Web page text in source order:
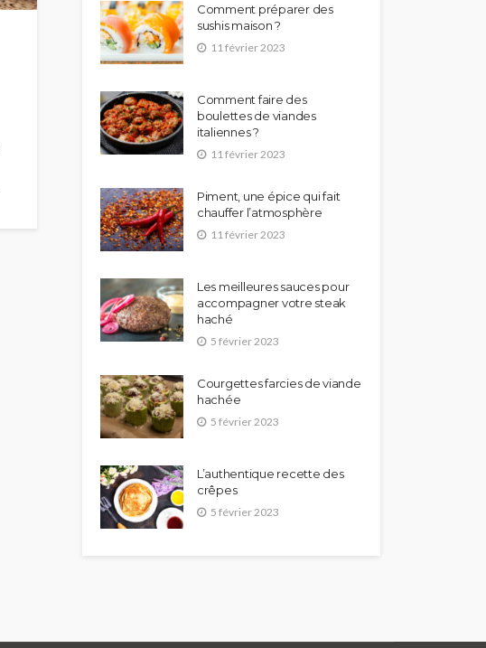
Comment préparer des
sushis maison ?
11 février 2023
Comment faire des
boulettes de viandes
italiennes ?
11 février 2023
Piment, une épice qui fait
chauffer l’atmosphère
11 février 2023
Les meilleures sauces pour
accompagner votre steak
haché
5 février 2023
Courgettes farcies de viande
hachée
5 février 2023
L’authentique recette des
crêpes
5 février 2023